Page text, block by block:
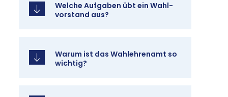
Wel­che Auf­ga­ben übt ein Wahl­
vor­stand aus?
War­um ist das Wahleh­ren­amt so
wich­tig?